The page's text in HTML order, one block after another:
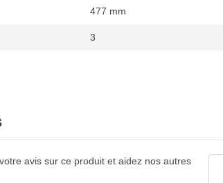
477 mm
3
avis sur ce produit et aidez nos autres